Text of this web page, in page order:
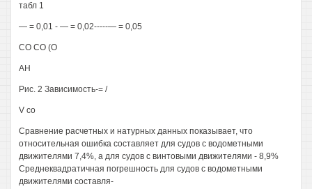
табл 1
— = 0,01 - — = 0,02-----— = 0,05
СО СО (О
АН
Рис. 2 Зависимость-= /
V со
Сравнение расчетных и натурных данных показывает, что
относительная ошибка составляет для судов с водометными
движителями 7,4%, а для судов с винтовыми движителями - 8,9%
Среднеквадратичная погрешность для судов с водометными
движителями составля-